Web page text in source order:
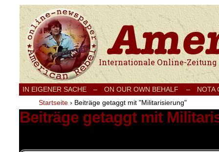
Internationale Onlinezeitung für Frieden,
IN EIGENER SACHE – ON OUR OWN BEHALF –
NOTA
Startseite › Beiträge getaggt mit "Militarisierung"
Beiträge getaggt mit